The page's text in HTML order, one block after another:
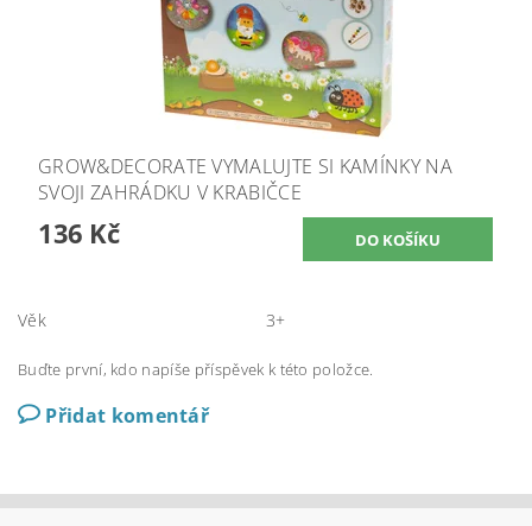
GROW&DECORATE VYMALUJTE SI KAMÍNKY NA
SVOJI ZAHRÁDKU V KRABIČCE
136 Kč
Věk 3+
Buďte první, kdo napíše příspěvek k této položce.
Přidat komentář